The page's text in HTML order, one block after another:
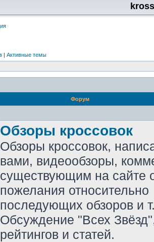
| Активные темы
Форум
Обзоры кроссовок
Обзоры кроссовок,
вами, видеообзоры,
существующим на сайте
пожелания относительно
последующих обзоров и
Обсуждение "Всех
рейтингов и статей.